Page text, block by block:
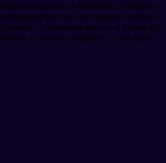
que ingresan al metaverso, el objetivo
que tales movimientos también
"Queremos abrazar la tecnología
y nuestra comunidad", concluyó.